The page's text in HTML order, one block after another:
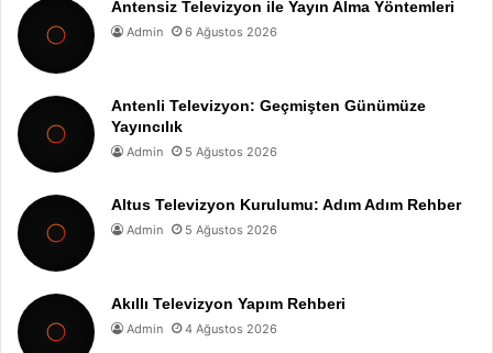
Antensiz Televizyon ile Yayın Alma Yöntemleri
Admin 6 Ağustos 2026
Antenli Televizyon: Geçmişten Günümüze
Yayıncılık
Admin 5 Ağustos 2026
Altus Televizyon Kurulumu: Adım Adım Rehber
Admin 5 Ağustos 2026
Akıllı Televizyon Yapım Rehberi
Admin 4 Ağustos 2026